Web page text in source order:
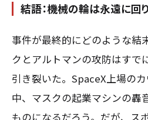
結語：機械の輪は永遠に回
事件が最終的にどのような結
クとアルトマンの攻防はすで
引き裂いた。SpaceX上場の
中、マスクの起業マシンの轟
ものになるだろう。だが、ス